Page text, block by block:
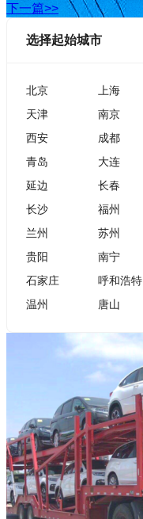
下一篇>>
选择起始城市
北京 上海
天津
南京
西安
成都
青岛
大连
延边
长春
长沙
福州
兰州
苏州
贵阳
南宁
石家庄
呼和浩特
温州
唐山